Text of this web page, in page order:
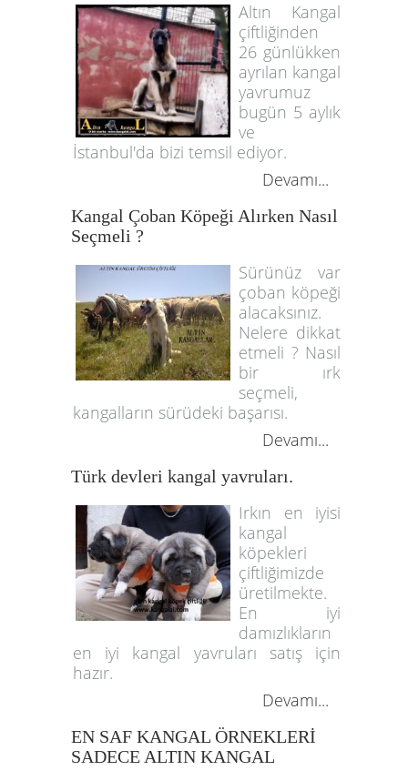
Altın Kangal
çiftliğinden
26 günlükken
ayrılan kangal
yavrumuz
bugün 5 aylık
ve
İstanbul'da bizi temsil ediyor.
Devamı...
Kangal Çoban Köpeği Alırken Nasıl
Seçmeli ?
Sürünüz var
çoban köpeği
alacaksınız.
Nelere dikkat
etmeli ? Nasıl
bir ırk
seçmeli,
kangalların sürüdeki başarısı.
Devamı...
Türk devleri kangal yavruları.
Irkın en iyisi
kangal
köpekleri
çiftliğimizde
üretilmekte.
En iyi
damızlıkların
en iyi kangal yavruları satış için
hazır.
Devamı...
EN SAF KANGAL ÖRNEKLERİ
SADECE ALTIN KANGAL